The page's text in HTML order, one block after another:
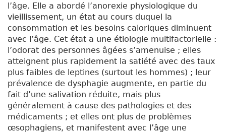
l’âge. Elle a abordé l’anorexie physiologique du
vieillissement, un état au cours duquel la
consommation et les besoins caloriques diminuent
avec l’âge. Cet état a une étiologie multifactorielle :
l’odorat des personnes âgées s’amenuise ; elles
atteignent plus rapidement la satiété avec des taux
plus faibles de leptines (surtout les hommes) ; leur
prévalence de dysphagie augmente, en partie du
fait d’une salivation réduite, mais plus
généralement à cause des pathologies et des
médicaments ; et elles ont plus de problèmes
œsophagiens, et manifestent avec l’âge une